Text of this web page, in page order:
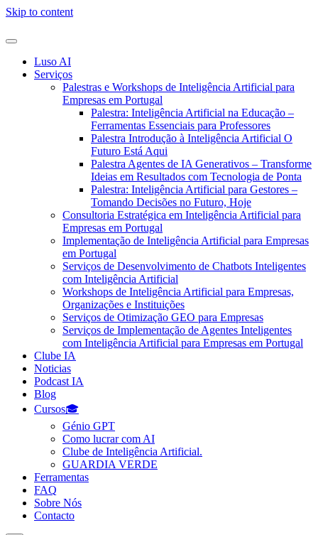
Skip to content
Luso AI
Serviços
Palestras e Workshops de Inteligência Artificial para
Empresas em Portugal
Palestra: Inteligência Artificial na Educação –
Ferramentas Essenciais para Professores
Palestra Introdução à Inteligência Artificial O
Futuro Está Aqui
Palestra Agentes de IA Generativos – Transforme
Ideias em Resultados com Tecnologia de Ponta
Palestra: Inteligência Artificial para Gestores –
Tomando Decisões no Futuro, Hoje
Consultoria Estratégica em Inteligência Artificial para
Empresas em Portugal
Implementação de Inteligência Artificial para Empresas
em Portugal
Serviços de Desenvolvimento de Chatbots Inteligentes
com Inteligência Artificial
Workshops de Inteligência Artificial para Empresas,
Organizações e Instituições
Serviços de Otimização GEO para Empresas
Serviços de Implementação de Agentes Inteligentes
com Inteligência Artificial para Empresas em Portugal
Clube IA
Noticias
Podcast IA
Blog
Cursos🎓
Génio GPT
Como lucrar com AI
Clube de Inteligência Artificial.
GUARDIA VERDE
Ferramentas
FAQ
Sobre Nós
Contacto